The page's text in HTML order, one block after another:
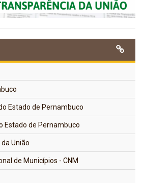
Estado de Pernambuco
Estado de Pernambuco
União
de Municípios - CNM